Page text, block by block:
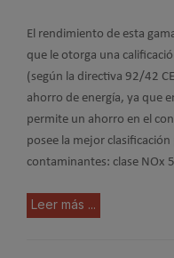
El rendimiento de esta
que le otorga una
(según la directiva 92/42
ahorro de energía, ya que
permite un ahorro en el
posee la mejor
contaminantes: clase NOx
Leer más ...